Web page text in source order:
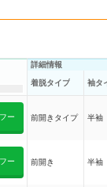
詳細情報
着脱タイプ
袖タ
ー 前開きタイプ 半袖
ー 前開き 半袖